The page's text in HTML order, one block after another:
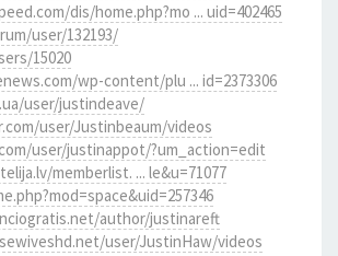
dis/home.php?mo ... uid=402465
user/132193/
15020
wp-content/plu ... id=2373306
user/justindeave/
user/Justinbeaum/videos
user/justinappot/?um_action=edit
memberlist. ... le&u=71077
author/justinareft
user/JustinHaw/videos